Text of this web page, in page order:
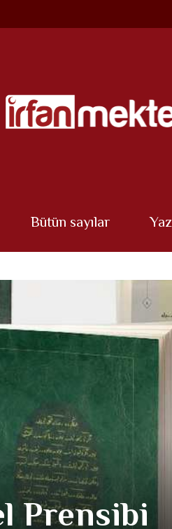
Bütün sayılar
Prensibi